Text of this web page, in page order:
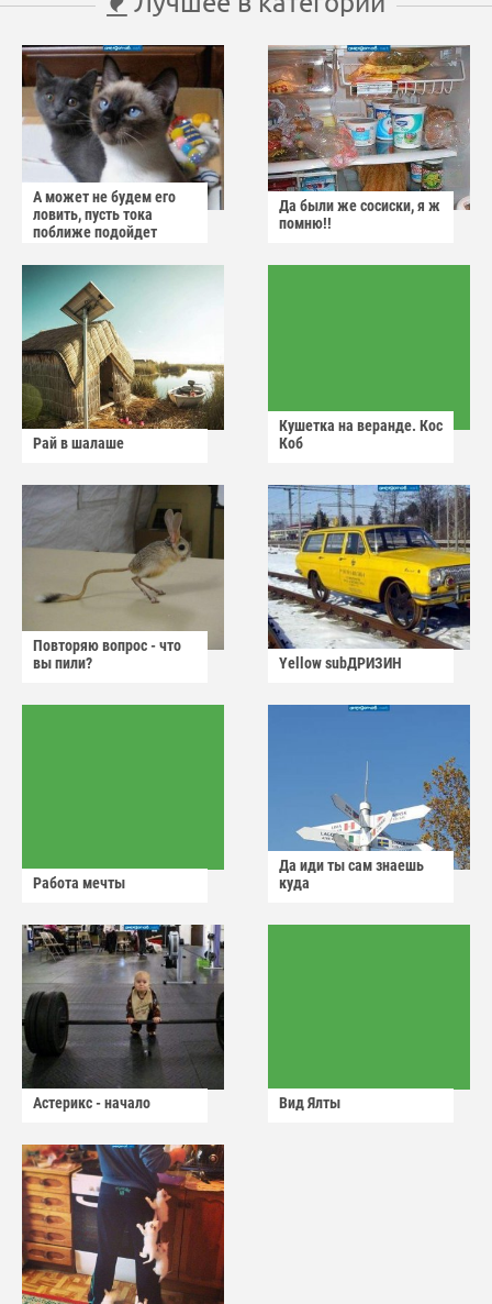
А может не будем его
ловить, пусть тока
поближе подойдет
Да были же сосиски, я ж
помню!!
Рай в шалаше
Кушетка на веранде. Кос
Коб
Повторяю вопрос - что
вы пили?
Yellow subДРИЗИН
Работа мечты
Да иди ты сам знаешь
куда
Астерикс - начало Вид Ялты